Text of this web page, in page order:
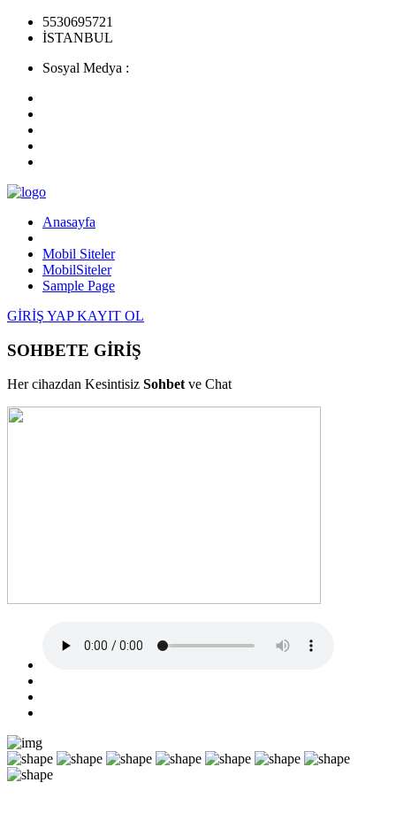
5530695721
İSTANBUL
Sosyal Medya :
Anasayfa
Mobil Siteler
MobilSiteler
Sample Page
GİRİŞ YAP KAYIT OL
SOHBETE GİRİŞ
Her cihazdan Kesintisiz Sohbetve Chat